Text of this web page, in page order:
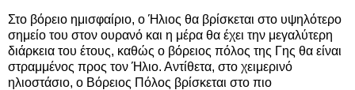
Στο βόρειο ημισφαίριο, ο Ήλιος θα βρίσκεται στο υψηλότερο
σημείο του στον ουρανό και η μέρα θα έχει την μεγαλύτερη
διάρκεια του έτους, καθώς ο βόρειος πόλος της Γης θα είναι
στραμμένος προς τον Ήλιο. Αντίθετα, στο χειμερινό
ηλιοστάσιο, ο Βόρειος Πόλος βρίσκεται στο πιο